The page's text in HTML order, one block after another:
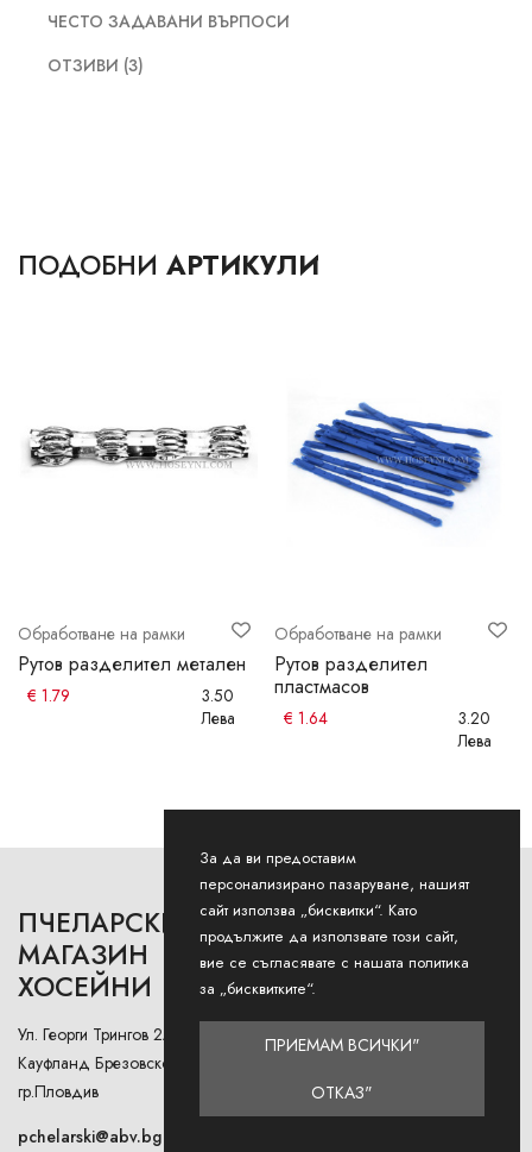
ЧЕСТО ЗАДАВАНИ ВЪРПОСИ
ОТЗИВИ (3)
ПОДОБНИ АРТИКУЛИ
Обработване на рамки
Рутов разделител метален
€ 1.79
3.50
Лева
Обработване на рамки
Рутов разделител
пластмасов
€ 1.64
3.20
Лева
ПЧЕЛАРСКИ
МАГАЗИН
ХОСЕЙНИ
Ул. Георги Трингов 2А (до
Кауфланд Брезовско Шосе),
гр.Пловдив
pchelarski@abv.bg
РАБОТНО ВРЕМЕ
Понеделник - Петък: 9AM -
Събота: 9AM - 13PM
Неделя: Затворено
За да ви предоставим
персонализирано пазаруване, нашият
сайт използва „бисквитки“. Като
продължите да използвате този сайт,
вие се съгласявате с нашата политика
за „бисквитките“.
ПРИЕМАМ ВСИЧКИ"
ОТКАЗ"